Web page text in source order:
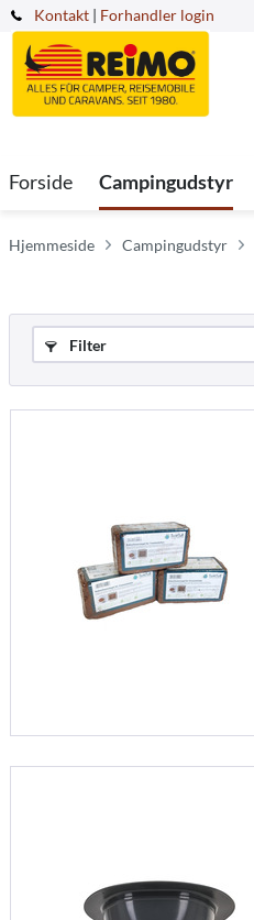
Kontakt | Forhandler login
Forside Campingudstyr
Hjemmeside Campingudstyr
Filter